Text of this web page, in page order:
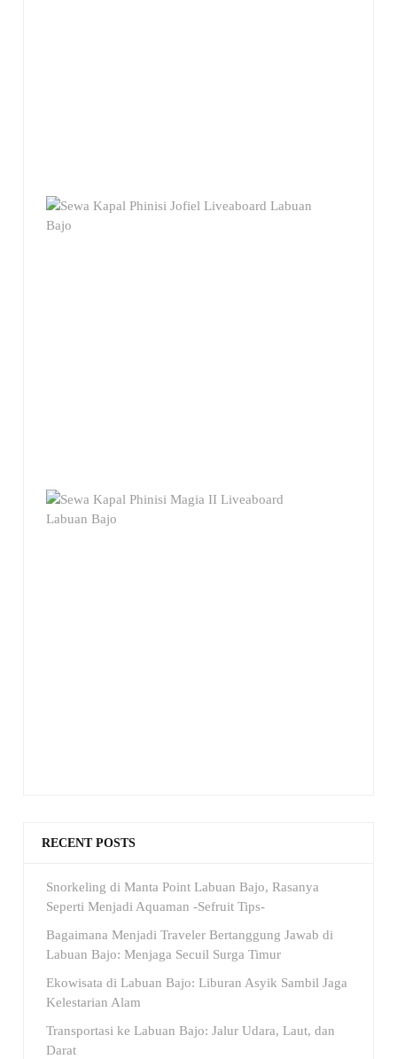
RECENT POSTS
Snorkeling di Manta Point Labuan Bajo, Rasanya
Seperti Menjadi Aquaman -Sefruit Tips-
Bagaimana Menjadi Traveler Bertanggung Jawab di
Labuan Bajo: Menjaga Secuil Surga Timur
Ekowisata di Labuan Bajo: Liburan Asyik Sambil Jaga
Kelestarian Alam
Transportasi ke Labuan Bajo: Jalur Udara, Laut, dan
Darat